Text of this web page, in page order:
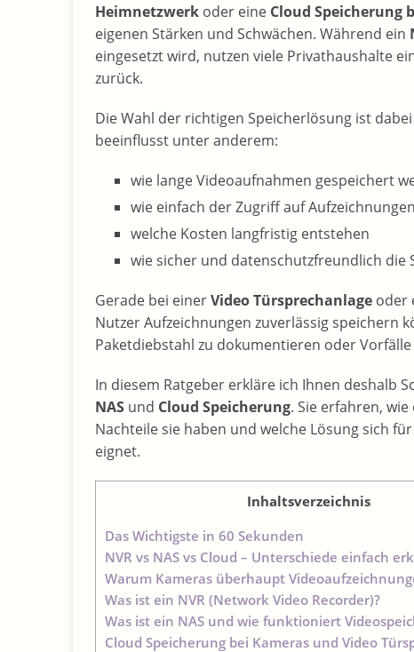
Heimnetzwerk oder eine Cloud Speicherung
eigenen Stärken und Schwächen. Während ein
eingesetzt wird, nutzen viele Privathaushalte
zurück.
Die Wahl der richtigen Speicherlösung ist
beeinflusst unter anderem:
wie lange Videoaufnahmen gespeichert
wie einfach der Zugriff auf
welche Kosten langfristig entstehen
wie sicher und datenschutzfreundlich die
Gerade bei einerVideo Türsprechanlage oder
Nutzer Aufzeichnungen zuverlässig speichern
Paketdiebstahl zu dokumentieren oder
In diesem Ratgeber erkläre ich Ihnen deshalb
NAS und Cloud Speicherung. Sie erfahren,
Nachteile sie haben und welche Lösung sich
eignet.
Inhaltsverzeichnis
Das Wichtigste in 60 Sekunden
NVR vs NAS vs Cloud – Unterschiede einfach
Warum Kameras überhaupt
Was ist ein NVR (Network Video Recorder)?
Was ist ein NAS und wie funktioniert
Cloud Speicherung bei Kameras und Video